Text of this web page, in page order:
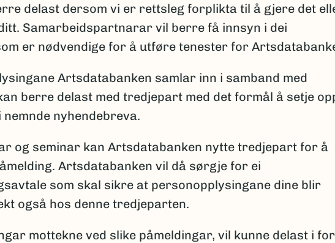
delast dersom vi er rettsleg forplikta til å gjere det
Samarbeidspartnarar vil berre få innsyn i dei
er nødvendige for å utføre tenester for
Artsdatabanken samlar inn i samband med
berre delast med tredjepart med det formål å setje
nemnde nyhendebreva.
og seminar kan Artsdatabanken nytte tredjepart for å
Artsdatabanken vil då sørgje for ei
som skal sikre at personopplysingane dine blir
også hos denne tredjeparten.
mottekne ved slike påmeldingar, vil kunne delast i